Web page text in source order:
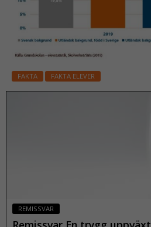
FAKTA FAKTA ELEVER
REMISSVAR